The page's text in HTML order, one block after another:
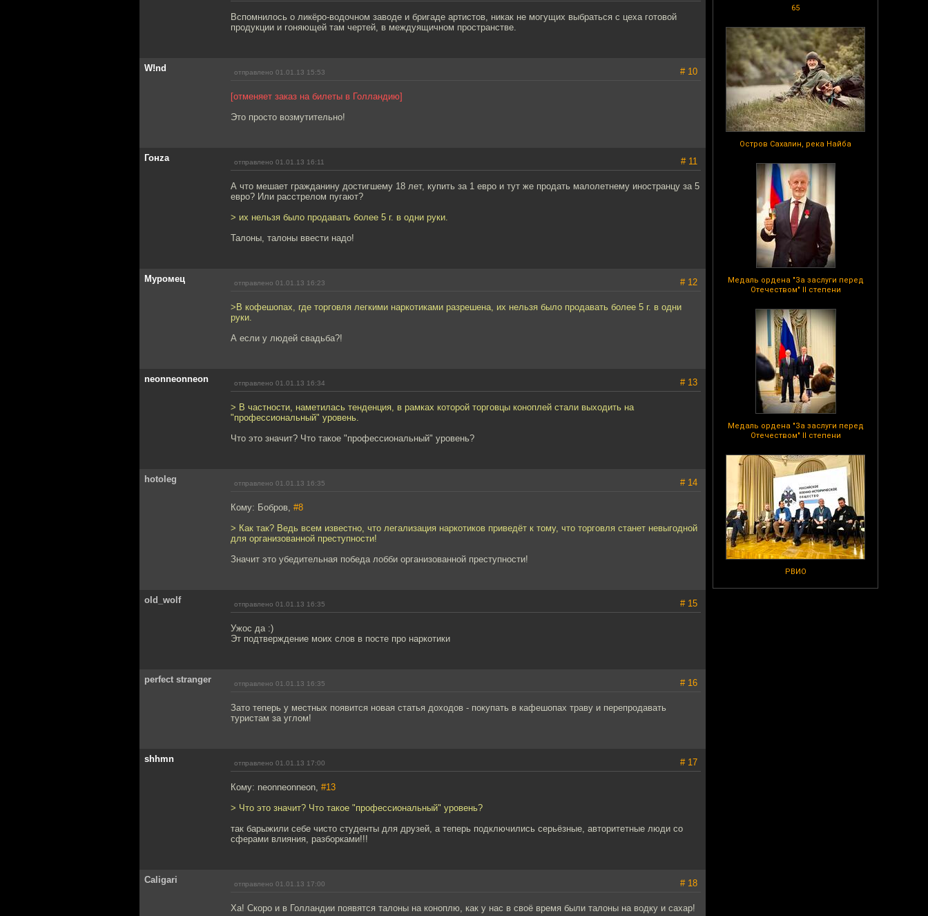
65
Остров Сахалин, река Найба
Медаль ордена "За заслуги перед
Отечеством" II степени
Медаль ордена "За заслуги перед
Отечеством" II степени
РВИО
Вспомнилось о ликёро-водочном заводе и бригаде артистов, никак не могущих выбраться с цеха готовой
продукции и гоняющей там чертей, в междуящичном пространстве.
W!nd отправлено 01.01.13 15:53 # 10
[отменяет заказ на билеты в Голландию]
Это просто возмутительно!
Гонzа отправлено 01.01.13 16:11 # 11
А что мешает гражданину достигшему 18 лет, купить за 1 евро и тут же продать малолетнему иностранцу за 5
евро? Или расстрелом пугают?
> их нельзя было продавать более 5 г. в одни руки.
Талоны, талоны ввести надо!
Муромец отправлено 01.01.13 16:23 # 12
>В кофешопах, где торговля легкими наркотиками разрешена, их нельзя было продавать более 5 г. в одни
руки.
А если у людей свадьба?!
neonneonneon отправлено 01.01.13 16:34 # 13
> В частности, наметилась тенденция, в рамках которой торговцы коноплей стали выходить на
"профессиональный" уровень.
Что это значит? Что такое "профессиональный" уровень?
hotoleg отправлено 01.01.13 16:35 # 14
Кому: Бобров, #8
> Как так? Ведь всем известно, что легализация наркотиков приведёт к тому, что торговля станет невыгодной
для организованной преступности!
Значит это убедительная победа лобби организованной преступности!
old_wolf отправлено 01.01.13 16:35 # 15
Ужос да :)
Эт подтверждение моих слов в посте про наркотики
perfect stranger отправлено 01.01.13 16:35 # 16
Зато теперь у местных появится новая статья доходов - покупать в кафешопах траву и перепродавать
туристам за углом!
shhmn отправлено 01.01.13 17:00 # 17
Кому: neonneonneon, #13
> Что это значит? Что такое "профессиональный" уровень?
так барыжили себе чисто студенты для друзей, а теперь подключились серьёзные, авторитетные люди со
сферами влияния, разборками!!!
Caligari отправлено 01.01.13 17:00 # 18
Ха! Скоро и в Голландии появятся талоны на коноплю, как у нас в своё время были талоны на водку и сахар!